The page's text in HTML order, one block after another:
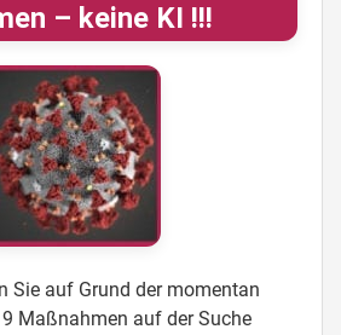
– keine KI !!!
Sie auf Grund der momentan
Maßnahmen auf der Suche